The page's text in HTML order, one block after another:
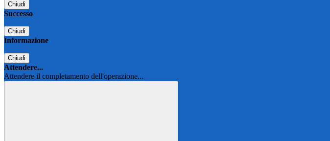
Chiudi
Successo
Chiudi
Informazione
Chiudi
Attendere...
Attendere il completamento dell'operazione...